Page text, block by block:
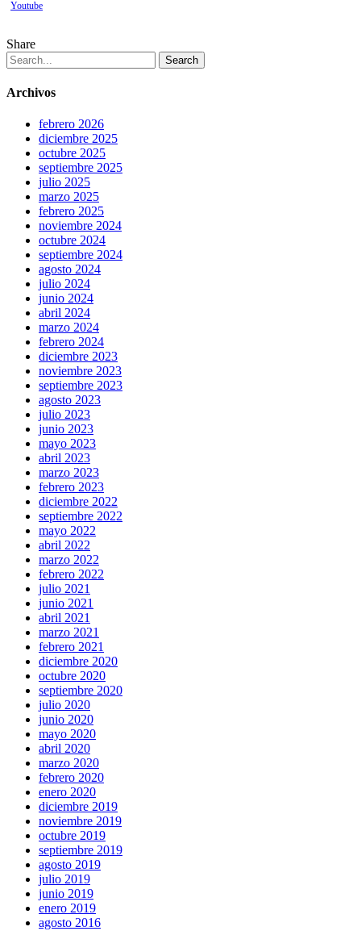
Youtube
Share
Search
Archivos
febrero 2026
diciembre 2025
octubre 2025
septiembre 2025
julio 2025
marzo 2025
febrero 2025
noviembre 2024
octubre 2024
septiembre 2024
agosto 2024
julio 2024
junio 2024
abril 2024
marzo 2024
febrero 2024
diciembre 2023
noviembre 2023
septiembre 2023
agosto 2023
julio 2023
junio 2023
mayo 2023
abril 2023
marzo 2023
febrero 2023
diciembre 2022
septiembre 2022
mayo 2022
abril 2022
marzo 2022
febrero 2022
julio 2021
junio 2021
abril 2021
marzo 2021
febrero 2021
diciembre 2020
octubre 2020
septiembre 2020
julio 2020
junio 2020
mayo 2020
abril 2020
marzo 2020
febrero 2020
enero 2020
diciembre 2019
noviembre 2019
octubre 2019
septiembre 2019
agosto 2019
julio 2019
junio 2019
enero 2019
agosto 2016